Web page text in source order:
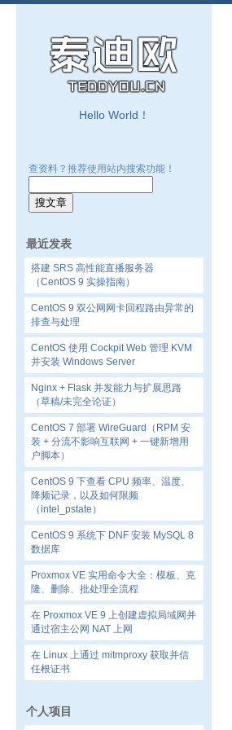
Hello World！
查资料？推荐使用站内搜索功能！
最近发表
搭建 SRS 高性能直播服务器
（CentOS 9 实操指南）
CentOS 9 双公网网卡回程路由异常的
排查与处理
CentOS 使用 Cockpit Web 管理 KVM
并安装 Windows Server
Nginx + Flask 并发能力与扩展思路
（草稿/未完全论证）
CentOS 7 部署 WireGuard（RPM 安
装 + 分流不影响互联网 + 一键新增用
户脚本）
CentOS 9 下查看 CPU 频率、温度、
降频记录，以及如何限频
（intel_pstate）
CentOS 9 系统下 DNF 安装 MySQL 8
数据库
Proxmox VE 实用命令大全：模板、克
隆、删除、批处理全流程
在 Proxmox VE 9 上创建虚拟局域网并
通过宿主公网 NAT 上网
在 Linux 上通过 mitmproxy 获取并信
任根证书
个人项目